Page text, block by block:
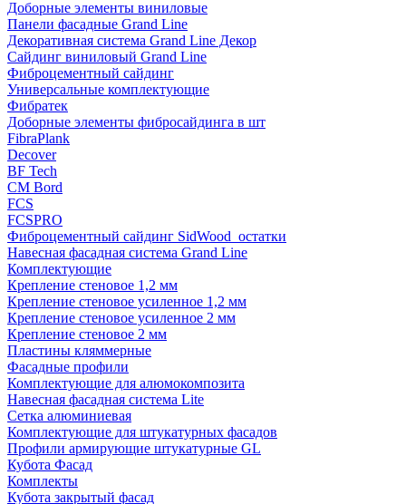
Доборные элементы виниловые
Панели фасадные Grand Line
Декоративная система Grand Line Декор
Сайдинг виниловый Grand Line
Фиброцементный сайдинг
Универсальные комплектующие
Фибратек
Доборные элементы фибросайдинга в шт
FibraPlank
Decover
BF Tech
CM Bord
FCS
FCSPRO
Фиброцементный сайдинг SidWood_остатки
Навесная фасадная система Grand Line
Комплектующие
Крепление стеновое 1,2 мм
Крепление стеновое усиленное 1,2 мм
Крепление стеновое усиленное 2 мм
Крепление стеновое 2 мм
Пластины кляммерные
Фасадные профили
Комплектующие для алюмокомпозита
Навесная фасадная система Lite
Сетка алюминиевая
Комплектующие для штукатурных фасадов
Профили армирующие штукатурные GL
Кубота Фасад
Комплекты
Кубота закрытый фасад